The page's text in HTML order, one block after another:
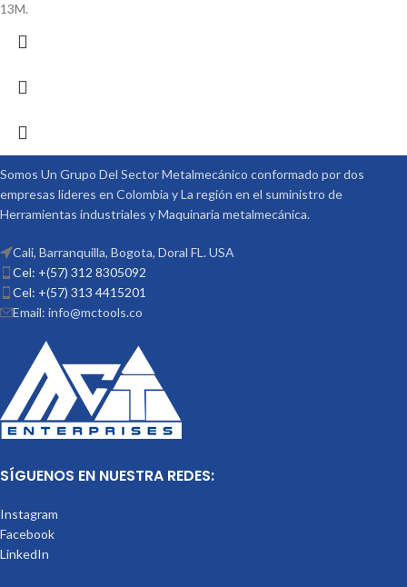
13M.
Somos Un Grupo Del Sector Metalmecánico conformado por dos
empresas lideres en Colombia y La región en el suministro de
Herramientas industriales y Maquinaria metalmecánica.
Cali, Barranquilla, Bogota, Doral FL. USA
Cel: +(57) 312 8305092
Cel: +(57) 313 4415201
Email: info@mctools.co
SÍGUENOS EN NUESTRA REDES:
Instagram
Facebook
LinkedIn